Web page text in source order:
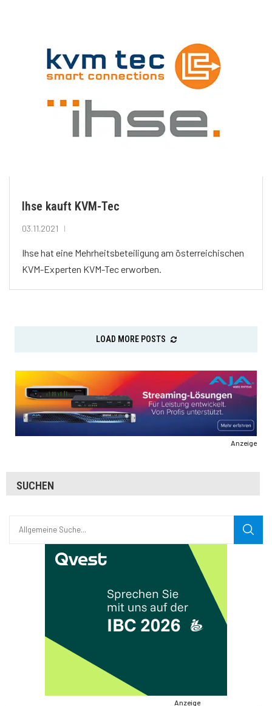
Ihse kauft KVM-Tec
03.11.2021
Ihse hat eine Mehrheitsbeteiligung am österreichischen
KVM-Experten KVM-Tec erworben.
LOAD MORE POSTS
Anzeige
SUCHEN
Anzeige